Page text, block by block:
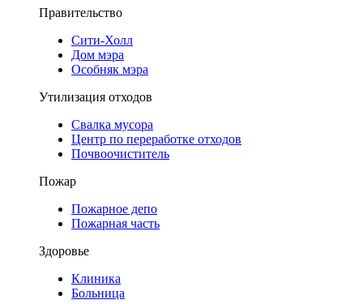
Правительство
Сити-Холл
Дом мэра
Особняк мэра
Утилизация отходов
Свалка мусора
Центр по переработке отходов
Почвоочиститель
Пожар
Пожарное депо
Пожарная часть
Здоровье
Клиника
Больница